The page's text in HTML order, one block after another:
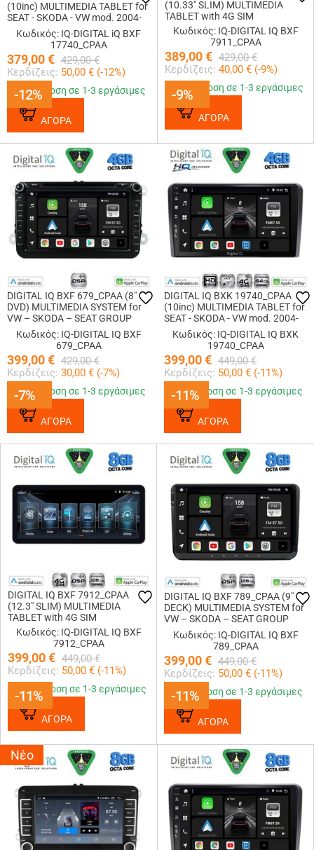
-12%
(10inc) MULTIMEDIA TABLET for
SEAT - SKODA - VW mod. 2004-
2014Κωδικός: IQ-DIGITAL iQ BXF
17740_CPAA
379,00€ 429,00 €
Κερδίζεις: 50,00 € (-12%)
-12%
Παράδοση σε 1-3 εργάσιμες
ΑΓΟΡΑ
-9%
(10.33" SLIM) MULTIMEDIA
TABLET with 4G SIM
Κωδικός: IQ-DIGITAL IQ BXF
7911_CPAA
389,00€ 429,00 €
Κερδίζεις: 40,00 € (-9%)
-9%
Παράδοση σε 1-3 εργάσιμες
ΑΓΟΡΑ
-7%
DIGITAL IQ BXF 679_CPAA (8"
DVD) MULTIMEDIA SYSTEM for
VW – SKODA – SEAT GROUP
mod. 2004-2018
Κωδικός: IQ-DIGITAL IQ BXF
679_CPAA
399,00€ 429,00 €
Κερδίζεις: 30,00 € (-7%)
-7%
Παράδοση σε 1-3 εργάσιμες
ΑΓΟΡΑ
-11%
DIGITAL IQ BXK 19740_CPAA
(10inc) MULTIMEDIA TABLET for
SEAT - SKODA - VW mod. 2004-
2014
Κωδικός: IQ-DIGITAL IQ BXK
19740_CPAA
399,00€ 449,00 €
Κερδίζεις: 50,00 € (-11%)
-11%
Παράδοση σε 1-3 εργάσιμες
ΑΓΟΡΑ
-11%
DIGITAL IQ BXF 7912_CPAA
(12.3" SLIM) MULTIMEDIA
TABLET with 4G SIM
Κωδικός: IQ-DIGITAL IQ BXF
7912_CPAA
399,00€ 449,00 €
Κερδίζεις: 50,00 € (-11%)
-11%
Παράδοση σε 1-3 εργάσιμες
ΑΓΟΡΑ
-11%
DIGITAL IQ BXF 789_CPAA (9"
DECK) MULTIMEDIA SYSTEM for
VW – SKODA – SEAT GROUP
mod. 2004-2018
Κωδικός: IQ-DIGITAL IQ BXF
789_CPAA
399,00€ 449,00 €
Κερδίζεις: 50,00 € (-11%)
-11%
Παράδοση σε 1-3 εργάσιμες
ΑΓΟΡΑ
Νέο